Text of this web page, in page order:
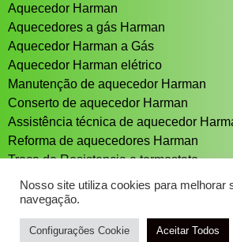
Aquecedor Harman
Aquecedores a gás Harman
Aquecedor Harman a Gás
Aquecedor Harman elétrico
Manutenção de aquecedor Harman
Conserto de aquecedor Harman
Assistência técnica de aquecedor
Reforma de aquecedores Harman
Troca de Resistencia e termostato
Aquecedor solar Sistema de
Nosso site utiliza cookies para melhorar
navegação.
Configurações Cookie Aceitar Todos